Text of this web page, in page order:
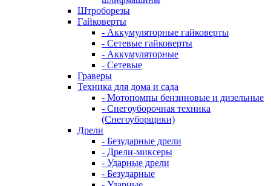
Штроборезы
Гайковерты
- Аккумуляторные гайковерты
- Сетевые гайковерты
- Аккумуляторные
- Сетевые
Граверы
Техника для дома и сада
- Мотопомпы бензиновые и дизельные
- Снегоуборочная техника
(Снегоуборщики)
Дрели
- Безударные дрели
- Дрели-миксеры
- Ударные дрели
- Безударные